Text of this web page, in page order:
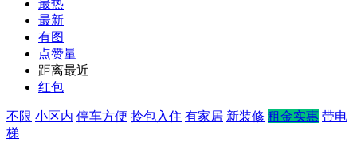
最热
最新
有图
点赞量
距离最近
红包
不限 小区内 停车方便 拎包入住 有家居 新装修 租金实惠 带电
梯